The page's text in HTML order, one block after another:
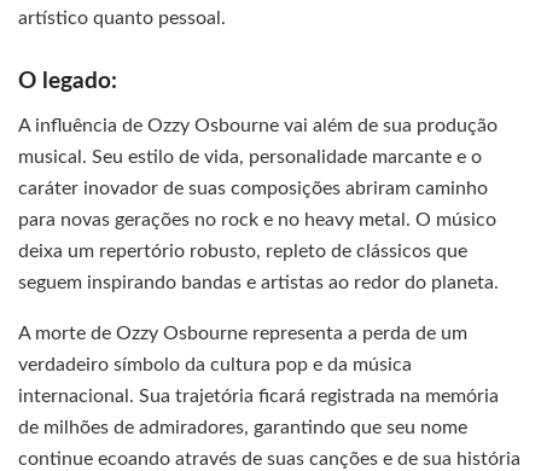
artístico quanto pessoal.
O legado:
A influência de Ozzy Osbourne vai além de sua produção
musical. Seu estilo de vida, personalidade marcante e o
caráter inovador de suas composições abriram caminho
para novas gerações no rock e no heavy metal. O músico
deixa um repertório robusto, repleto de clássicos que
seguem inspirando bandas e artistas ao redor do planeta.
A morte de Ozzy Osbourne representa a perda de um
verdadeiro símbolo da cultura pop e da música
internacional. Sua trajetória ficará registrada na memória
de milhões de admiradores, garantindo que seu nome
continue ecoando através de suas canções e de sua história